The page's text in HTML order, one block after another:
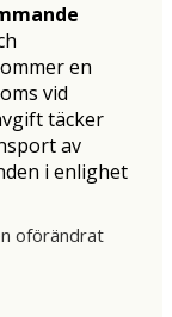
en
vid
täcker
av
i enlighet
oförändrat